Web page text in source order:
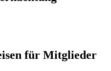
für Mitglieder